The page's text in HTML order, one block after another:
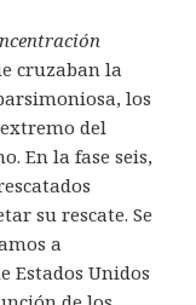
cruzaban la
los
del
En la fase seis,
su rescate. Se
a
Estados Unidos